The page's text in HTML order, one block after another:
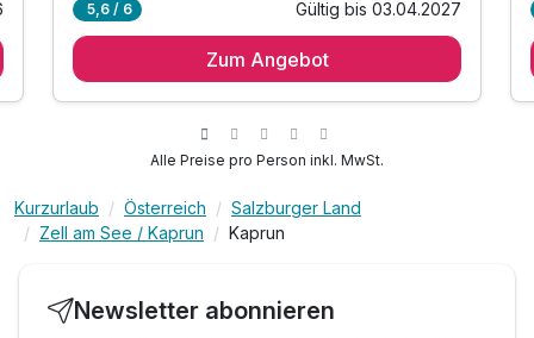
3 x Frühstück vom Buffet bis 12 Uhr
inkl. SKI ALPIN CARD für 2 Tage*
inkl. Nutzung des Saunabereiches
inkl. Nutzung des Fitnessraums
5,6 / 6 Gültig bis 03.04.2027
Zum Angebot
Alle Preise pro Person inkl. MwSt.
Kurzurlaub Österreich
Salzburger Land
Zell am See / Kaprun
Kaprun
Newsletter abonnieren